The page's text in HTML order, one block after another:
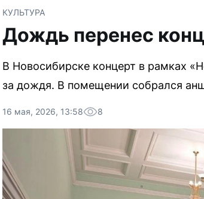
КУЛЬТУРА
Дождь перенес
В Новосибирске концерт в рамках
за дождя. В помещении собрался
16 мая, 2026, 13:58 8